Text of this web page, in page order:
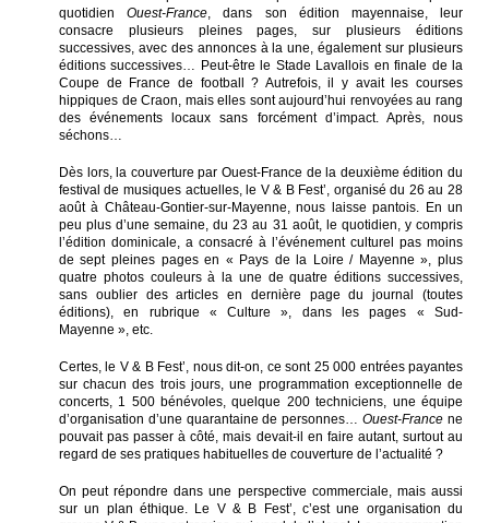
quotidienOuest-France, dans son édition mayennaise, leur
consacre plusieurs pleines pages, sur plusieurs éditions
successives, avec des annonces à la une, également sur plusieurs
éditions successives… Peut-être le Stade Lavallois en finale de la
Coupe de France de football ? Autrefois, il y avait les courses
hippiques de Craon, mais elles sont aujourd’hui renvoyées au rang
des événements locaux sans forcément d’impact. Après, nous
séchons…
Dès lors, la couverture par Ouest-France de la deuxième édition du
festival de musiques actuelles, le V & B Fest’, organisé du 26 au 28
août à Château-Gontier-sur-Mayenne, nous laisse pantois. En un
peu plus d’une semaine, du 23 au 31 août, le quotidien, y compris
l’édition dominicale, a consacré à l’événement culturel pas moins
de sept pleines pages en « Pays de la Loire / Mayenne », plus
quatre photos couleurs à la une de quatre éditions successives,
sans oublier des articles en dernière page du journal (toutes
éditions), en rubrique « Culture », dans les pages « Sud-
Mayenne », etc.
Certes, le V & B Fest’, nous dit-on, ce sont 25 000 entrées payantes
sur chacun des trois jours, une programmation exceptionnelle de
concerts, 1 500 bénévoles, quelque 200 techniciens, une équipe
d’organisation d’une quarantaine de personnes…Ouest-France ne
pouvait pas passer à côté, mais devait-il en faire autant, surtout au
regard de ses pratiques habituelles de couverture de l’actualité ?
On peut répondre dans une perspective commerciale, mais aussi
sur un plan éthique. Le V & B Fest’, c’est une organisation du